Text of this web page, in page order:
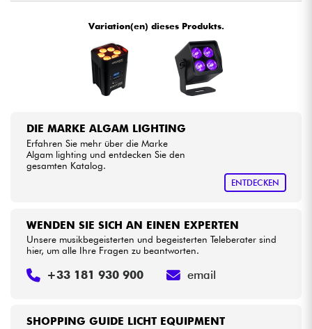
Kabel & Zubehöre
Sehen Sie sich unsere Marken an
Variation(en) dieses Produkts.
DIE MARKE ALGAM LIGHTING
Erfahren Sie mehr über die Marke
Algam lighting und entdecken Sie den
gesamten Katalog.
ENTDECKEN
SHOPPING GUIDE LICHT EQUIPMENT
WENDEN SIE SICH AN EINEN EXPERTEN
Unsere musikbegeisterten und begeisterten Teleberater sind
hier, um alle Ihre Fragen zu beantworten.
+33 181 930 900 email